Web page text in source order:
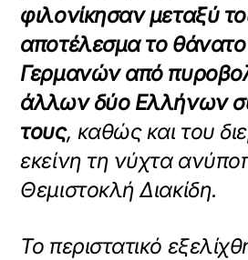
φιλονίκησαν μεταξύ
αποτέλεσμα το
Γερμανών από
άλλων δύο Ελλήνων
τους, καθώς και του
εκείνη τη νύχτα
Θεμιστοκλή Διακίδη.
Το περιστατικό